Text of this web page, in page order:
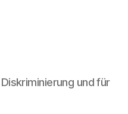
und für